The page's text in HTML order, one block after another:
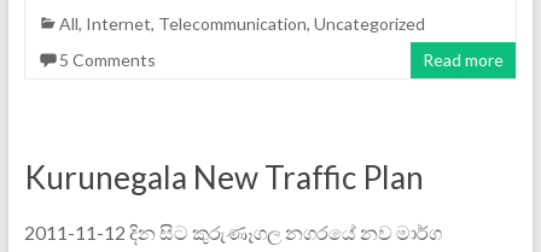
All, Internet, Telecommunication, Uncategorized
5 Comments
Read more
Kurunegala New Traffic Plan
2011-11-12 දින සිට කුරුණෑගල නගරයේ නව මාර්ග